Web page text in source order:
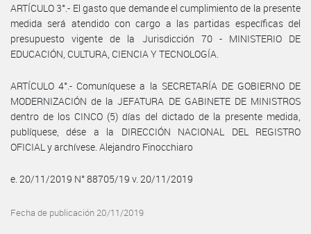
ARTÍCULO 3°.- El gasto que demande el cumplimiento de la presente
medida será atendido con cargo a las partidas específicas del
presupuesto vigente de la Jurisdicción 70 - MINISTERIO DE
EDUCACIÓN, CULTURA, CIENCIA Y TECNOLOGÍA.
ARTÍCULO 4°.- Comuníquese a la SECRETARÍA DE GOBIERNO DE
MODERNIZACIÓN de la JEFATURA DE GABINETE DE MINISTROS
dentro de los CINCO (5) días del dictado de la presente medida,
publíquese, dése a la DIRECCIÓN NACIONAL DEL REGISTRO
OFICIAL y archívese. Alejandro Finocchiaro
e. 20/11/2019 N° 88705/19 v. 20/11/2019
Fecha de publicación 20/11/2019